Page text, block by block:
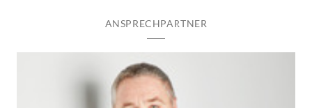
ANSPRECHPARTNER